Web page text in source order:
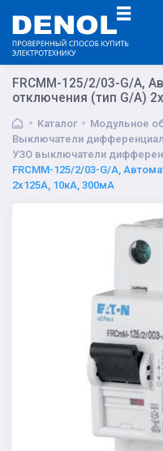
FRCMM-125/2/03-G/A,
отключения (тип G/A)
Каталог
Модульное
Выключатели
УЗО выключатели
FRCMM-125/2/03-G/A,
2x125А, 10кА, 300мА